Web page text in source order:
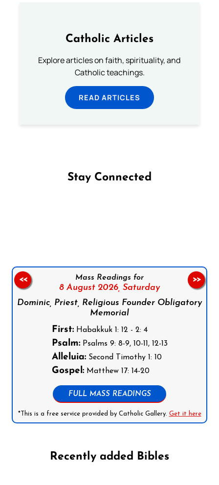
Catholic Articles
Explore articles on faith, spirituality, and
Catholic teachings.
READ ARTICLES
Stay Connected
Mass Readings for
8 August 2026, Saturday
Dominic, Priest, Religious Founder Obligatory
Memorial
First:Habakkuk 1: 12 - 2: 4
Psalm:Psalms 9: 8-9, 10-11, 12-13
Alleluia:Second Timothy 1: 10
Gospel:Matthew 17: 14-20
FULL MASS READINGS
*This is a free service provided by Catholic Gallery. Get it here
<< >>
Recently added Bibles